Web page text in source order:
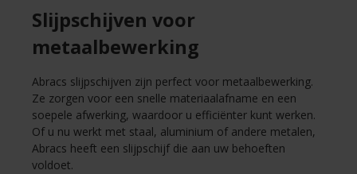
Slijpschijven voor
metaalbewerking
Abracs slijpschijven zijn perfect voor metaalbewerking.
Ze zorgen voor een snelle materiaalafname en een
soepele afwerking, waardoor u efficiënter kunt werken.
Of u nu werkt met staal, aluminium of andere metalen,
Abracs heeft een slijpschijf die aan uw behoeften
voldoet.